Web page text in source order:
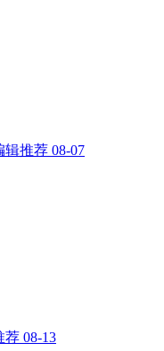
08-07
08-13